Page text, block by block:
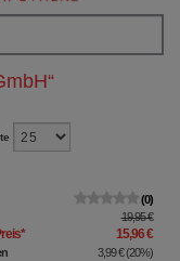
“
0
19,95 €
* 15,96 €
3,99 €(20%)